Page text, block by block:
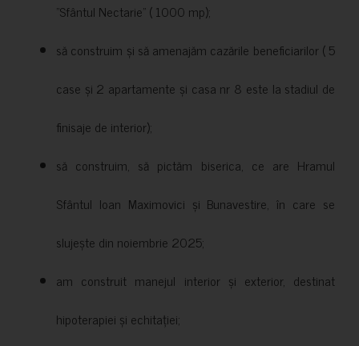
”Sfântul Nectarie” ( 1000 mp);
să construim și să amenajăm cazările beneficiarilor ( 5
case și 2 apartamente și casa nr 8 este la stadiul de
finisaje de interior);
să construim, să pictăm biserica, ce are Hramul
Sfântul Ioan Maximovici și Bunavestire, în care se
slujește din noiembrie 2025;
am construit manejul interior și exterior, destinat
hipoterapiei și echitației;